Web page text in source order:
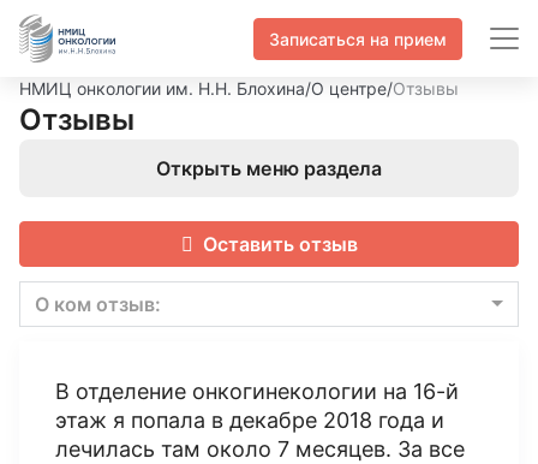
Записаться на прием
НМИЦ онкологии им. Н.Н. Блохина/О центре/Отзывы
Отзывы
Открыть меню раздела
Оставить отзыв
О ком отзыв:
В отделение онкогинекологии на 16-й
этаж я попала в декабре 2018 года и
лечилась там около 7 месяцев. За все